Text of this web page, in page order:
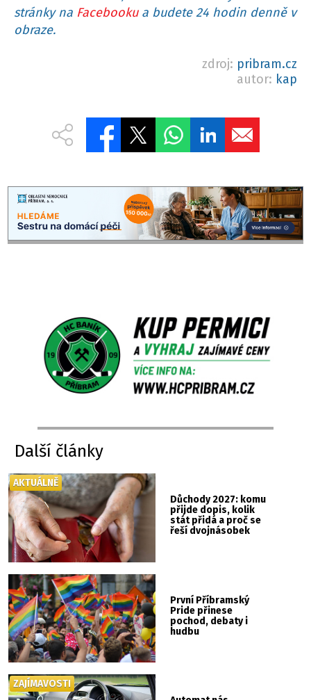
stránky na Facebookua budete 24 hodin denně v
obraze.
zdroj: pribram.cz
autor: kap
Další články
Důchody 2027: komu
přijde dopis, kolik
stát přidá a proč se
řeší dvojnásobek
AKTUÁLNĚ
První Příbramský
Pride přinese
pochod, debaty i
hudbu
ZAJÍMAVOSTI